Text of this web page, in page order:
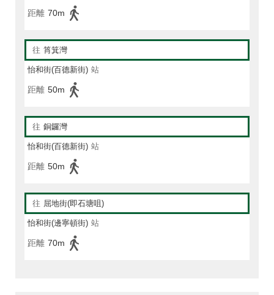
距離 70m
往 筲箕灣
怡和街(百德新街) 站
距離 50m
往 銅鑼灣
怡和街(百德新街) 站
距離 50m
往 屈地街(即石塘咀)
怡和街(邊寧頓街) 站
距離 70m